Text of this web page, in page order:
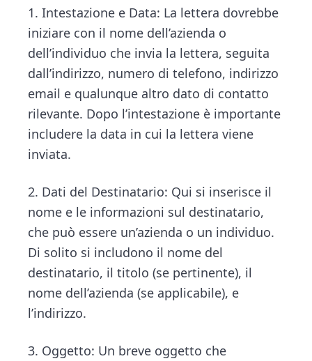
1. Intestazione e Data: La lettera dovrebbe
iniziare con il nome dell’azienda o
dell’individuo che invia la lettera, seguita
dall’indirizzo, numero di telefono, indirizzo
email e qualunque altro dato di contatto
rilevante. Dopo l’intestazione è importante
includere la data in cui la lettera viene
inviata.
2. Dati del Destinatario: Qui si inserisce il
nome e le informazioni sul destinatario,
che può essere un’azienda o un individuo.
Di solito si includono il nome del
destinatario, il titolo (se pertinente), il
nome dell’azienda (se applicabile), e
l’indirizzo.
3. Oggetto: Un breve oggetto che